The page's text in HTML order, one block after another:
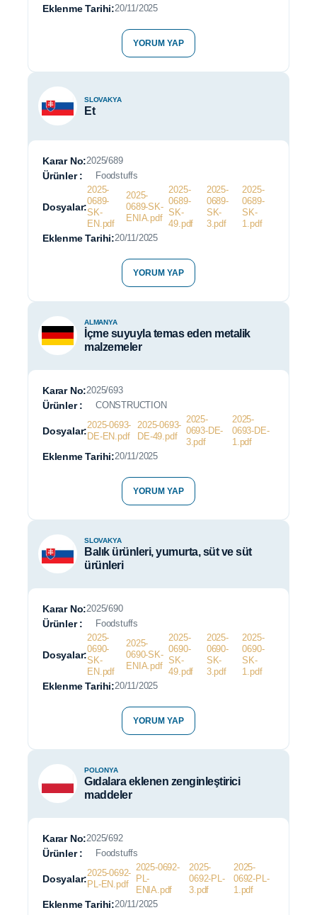
Eklenme Tarihi:20/11/2025
YORUM YAP
SLOVAKYA
Et
Karar No:2025/689
Ürünler : Foodstuffs
Dosyalar:
2025-
0689-
SK-
EN.pdf
2025-
0689-SK-
ENIA.pdf
2025-
0689-
SK-
49.pdf
2025-
0689-
SK-
3.pdf
2025-
0689-
SK-
1.pdf
Eklenme Tarihi:20/11/2025
YORUM YAP
ALMANYA
İçme suyuyla temas eden metalik
malzemeler
Karar No:2025/693
Ürünler : CONSTRUCTION
Dosyalar:
2025-0693-
DE-EN.pdf
2025-0693-
DE-49.pdf
2025-
0693-DE-
3.pdf
2025-
0693-DE-
1.pdf
Eklenme Tarihi:20/11/2025
YORUM YAP
SLOVAKYA
Balık ürünleri, yumurta, süt ve süt
ürünleri
Karar No:2025/690
Ürünler : Foodstuffs
Dosyalar:
2025-
0690-
SK-
EN.pdf
2025-
0690-SK-
ENIA.pdf
2025-
0690-
SK-
49.pdf
2025-
0690-
SK-
3.pdf
2025-
0690-
SK-
1.pdf
Eklenme Tarihi:20/11/2025
YORUM YAP
POLONYA
Gıdalara eklenen zenginleştirici
maddeler
Karar No:2025/692
Ürünler : Foodstuffs
Dosyalar:
2025-0692-
PL-EN.pdf
2025-0692-
PL-
ENIA.pdf
2025-
0692-PL-
3.pdf
2025-
0692-PL-
1.pdf
Eklenme Tarihi:20/11/2025